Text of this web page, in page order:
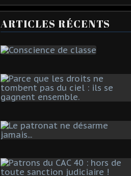
ARTICLES RÉCENTS